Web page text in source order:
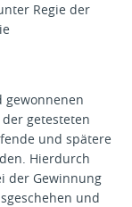
Regie der
gewonnenen
getesteten
und spätere
Hierdurch
der Gewinnung
und